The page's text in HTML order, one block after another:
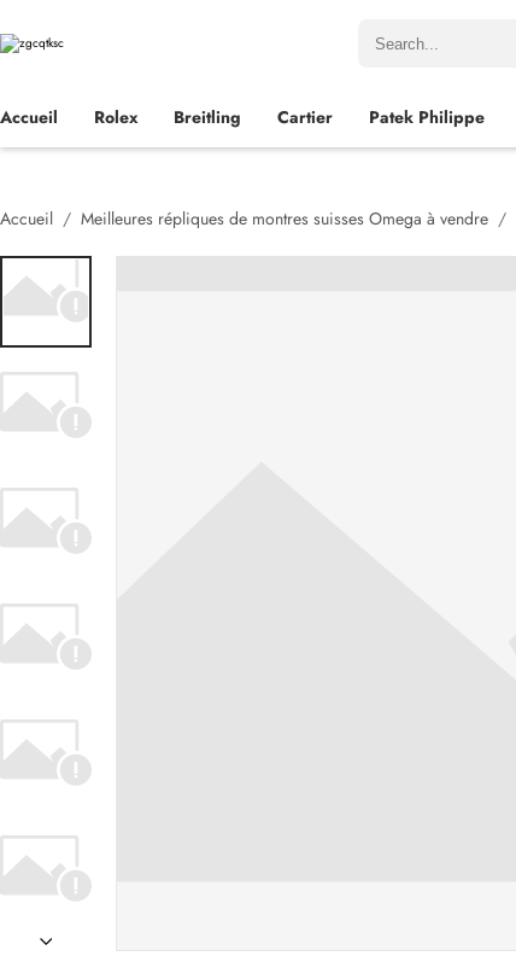
Accueil Rolex Breitling Cartier Patek Philippe
Accueil Meilleures répliques de montres suisses Omega à vendre